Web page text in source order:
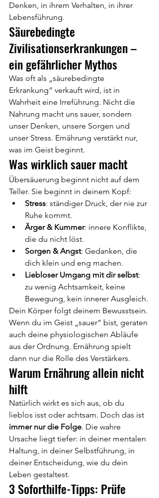
Denken, in ihrem Verhalten, in ihrer
Lebensführung.
Säurebedingte
Zivilisationserkrankungen –
ein gefährlicher Mythos
Was oft als „säurebedingte
Erkrankung“ verkauft wird, ist in
Wahrheit eine Irreführung. Nicht die
Nahrung macht uns sauer, sondern
unser Denken, unsere Sorgen und
unser Stress. Ernährung verstärkt nur,
was im Geist beginnt.
Was wirklich sauer macht
Übersäuerung beginnt nicht auf dem
Teller. Sie beginnt in deinem Kopf:
Stress: ständiger Druck, der nie zur
Ruhe kommt.
Ärger & Kummer: innere Konflikte,
die du nicht löst.
Sorgen & Angst: Gedanken, die
dich klein und eng machen.
Liebloser Umgang mit dir selbst:
zu wenig Achtsamkeit, keine
Bewegung, kein innerer Ausgleich.
Dein Körper folgt deinem Bewusstsein.
Wenn du im Geist „sauer“ bist, geraten
auch deine physiologischen Abläufe
aus der Ordnung. Ernährung spielt
dann nur die Rolle des Verstärkers.
Warum Ernährung allein nicht
hilft
Natürlich wirkt es sich aus, ob du
lieblos isst oder achtsam. Doch das ist
immer nur die Folge. Die wahre
Ursache liegt tiefer: in deiner mentalen
Haltung, in deiner Selbstführung, in
deiner Entscheidung, wie du dein
Leben gestaltest.
3 Soforthilfe-Tipps: Prüfe